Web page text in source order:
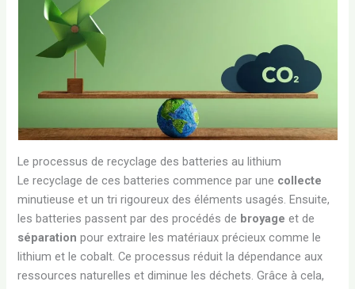
Le processus de recyclage des batteries au lithium
Le recyclage de ces batteries commence par une collecte
minutieuse et un tri rigoureux des éléments usagés. Ensuite,
les batteries passent par des procédés de broyage et de
séparation pour extraire les matériaux précieux comme le
lithium et le cobalt. Ce processus réduit la dépendance aux
ressources naturelles et diminue les déchets. Grâce à cela,